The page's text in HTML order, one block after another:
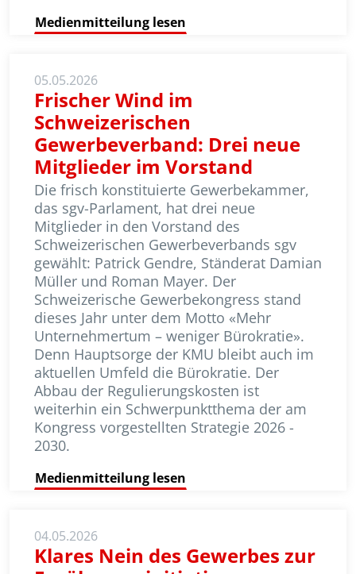
Medienmitteilung lesen
05.05.2026
Frischer Wind im
Schweizerischen
Gewerbeverband: Drei neue
Mitglieder im Vorstand
Die frisch konstituierte Gewerbekammer,
das sgv-Parlament, hat drei neue
Mitglieder in den Vorstand des
Schweizerischen Gewerbeverbands sgv
gewählt: Patrick Gendre, Ständerat Damian
Müller und Roman Mayer. Der
Schweizerische Gewerbekongress stand
dieses Jahr unter dem Motto «Mehr
Unternehmertum – weniger Bürokratie».
Denn Hauptsorge der KMU bleibt auch im
aktuellen Umfeld die Bürokratie. Der
Abbau der Regu­lie­rungs­kosten ist
weiterhin ein Schwerpunktthema der am
Kongress vorgestellten Strategie 2026 -
2030.
Medienmitteilung lesen
04.05.2026
Klares Nein des Gewerbes zur